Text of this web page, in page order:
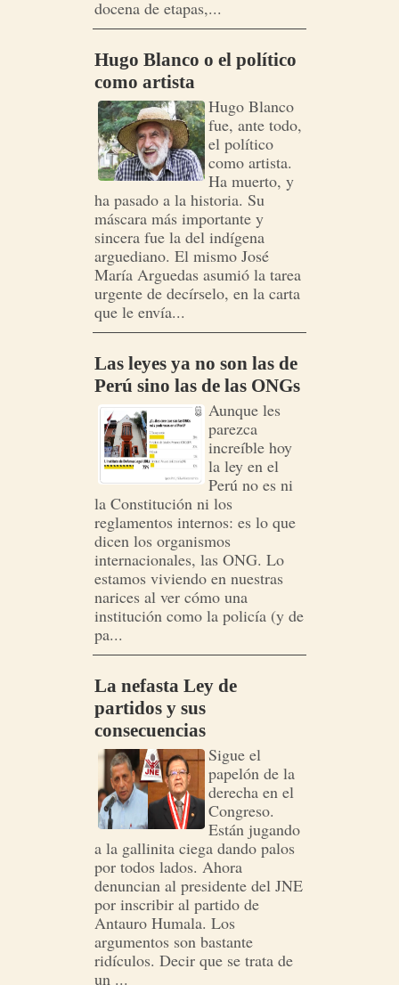
docena de etapas,...
Hugo Blanco o el político
como artista
Hugo Blanco
fue, ante todo,
el político
como artista.
Ha muerto, y
ha pasado a la historia. Su
máscara más importante y
sincera fue la del indígena
arguediano. El mismo José
María Arguedas asumió la tarea
urgente de decírselo, en la carta
que le envía...
Las leyes ya no son las de
Perú sino las de las ONGs
Aunque les
parezca
increíble hoy
la ley en el
Perú no es ni
la Constitución ni los
reglamentos internos: es lo que
dicen los organismos
internacionales, las ONG. Lo
estamos viviendo en nuestras
narices al ver cómo una
institución como la policía (y de
pa...
La nefasta Ley de
partidos y sus
consecuencias
Sigue el
papelón de la
derecha en el
Congreso.
Están jugando
a la gallinita ciega dando palos
por todos lados. Ahora
denuncian al presidente del JNE
por inscribir al partido de
Antauro Humala. Los
argumentos son bastante
ridículos. Decir que se trata de
un ...